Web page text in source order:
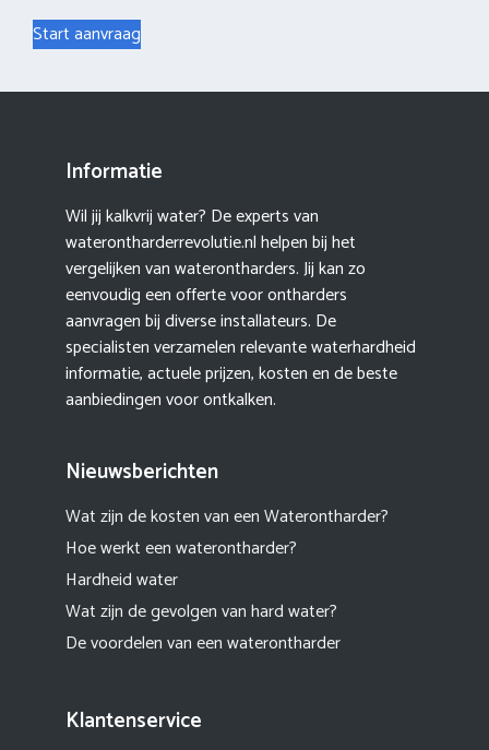
Start aanvraag
Informatie
Wil jij kalkvrij water? De experts van
waterontharderrevolutie.nl helpen bij het
vergelijken van waterontharders. Jij kan zo
eenvoudig een offerte voor ontharders
aanvragen bij diverse installateurs. De
specialisten verzamelen relevante waterhardheid
informatie, actuele prijzen, kosten en de beste
aanbiedingen voor ontkalken.
Nieuwsberichten
Wat zijn de kosten van een Waterontharder?
Hoe werkt een waterontharder?
Hardheid water
Wat zijn de gevolgen van hard water?
De voordelen van een waterontharder
Klantenservice